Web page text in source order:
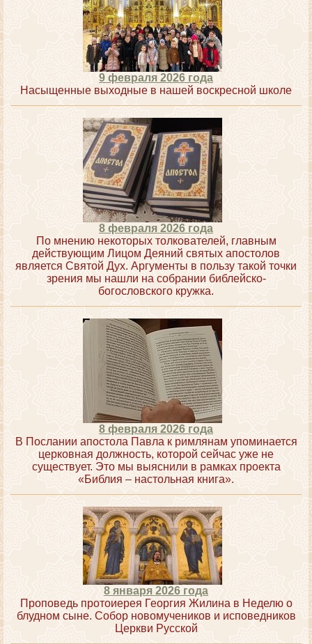
9 февраля 2026 года
Насыщенные выходные в нашей воскресной школе
8 февраля 2026 года
По мнению некоторых толкователей, главным
действующим Лицом Деяний святых апостолов
является Святой Дух. Аргументы в пользу такой точки
зрения мы нашли на собрании библейско-
богословского кружка.
8 февраля 2026 года
В Послании апостола Павла к римлянам упоминается
церковная должность, которой сейчас уже не
существует. Это мы выяснили в рамках проекта
«Библия – настольная книга».
8 января 2026 года
Проповедь протоиерея Георгия Жилина в Неделю о
блудном сыне. Собор новомучеников и исповедников
Церкви Русской